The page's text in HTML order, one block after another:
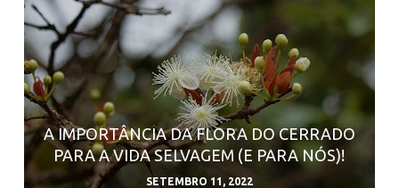
A IMPORTÂNCIA DA FLORA DO CERRADO
PARA A VIDA SELVAGEM (E PARA NÓS)!
SETEMBRO 11, 2022